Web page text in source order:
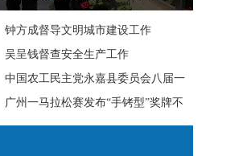
钟方成督导文明城市建设工作
吴呈钱督查安全生产工作
中国农工民主党永嘉县委员会八届一
广州一马拉松赛发布“手铐型”奖牌不
2025年12月25日）